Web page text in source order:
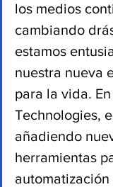
los medios
cambiando
estamos
nuestra nueva
para la vida.
Technologies,
añadiendo
herramientas